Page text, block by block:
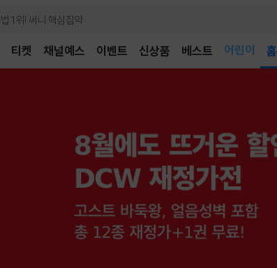
채널예스 이벤트 신상품 베스트
독후감
어린이
홈
티켓